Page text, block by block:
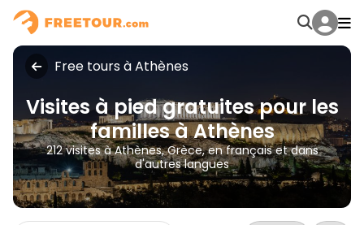
Free tours à Athènes
Visites à pied gratuites pour les
familles à Athènes
212 visites à Athènes, Grèce, en français et dans
d'autres langues